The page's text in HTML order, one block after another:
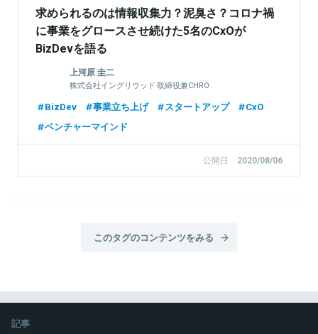
求められるのは情報収集力？泥臭さ？コロナ禍
に事業をグロースさせ続けた5名のCxOが
BizDevを語る
上河原 圭二
株式会社イングリウッド 取締役兼CHRO
BizDev 事業立ち上げ スタートアップ
CxO
ベンチャーマインド
公開日 2020/08/06
このタグのコンテンツをみる
記事